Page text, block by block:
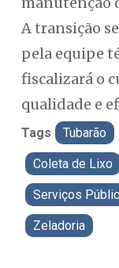
A transição
pela equipe
fiscalizará o
qualidade e
Tags Tubarão
Coleta de Lixo
Serviços
Zeladoria